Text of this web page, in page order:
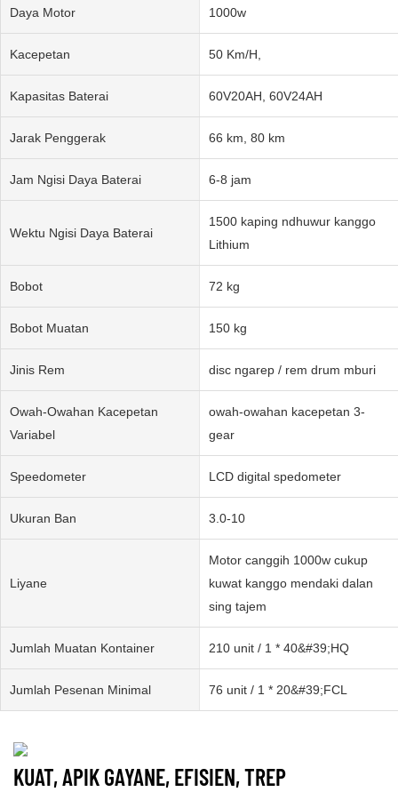
Daya Motor 1000w
Kacepetan 50 Km/H,
Kapasitas Baterai 60V20AH, 60V24AH
Jarak Penggerak 66 km, 80 km
Jam Ngisi Daya Baterai 6-8 jam
Wektu Ngisi Daya Baterai
1500 kaping ndhuwur kanggo
Lithium
Bobot 72 kg
Bobot Muatan 150 kg
Jinis Rem disc ngarep / rem drum mburi
Owah-Owahan Kacepetan
Variabel
owah-owahan kacepetan 3-
gear
Speedometer LCD digital spedometer
Ukuran Ban 3.0-10
Liyane
Motor canggih 1000w cukup
kuwat kanggo mendaki dalan
sing tajem
Jumlah Muatan Kontainer 210 unit / 1 * 40&#39;HQ
Jumlah Pesenan Minimal 76 unit / 1 * 20&#39;FCL
KUAT, APIK GAYANE, EFISIEN, TREP